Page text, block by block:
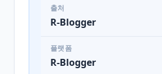
출처
R-Blogger
플랫폼
R-Blogger